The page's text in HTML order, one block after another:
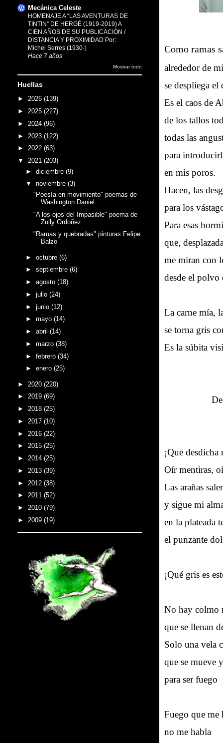
Como ramas
alrededor de
se despliega
Es el caos de
de los tallos
todas las
para
en mis poros.
Hacen, las
para los
Para esas
que,
me miran con
desde el polvo
La carne mía,
se torna gris
Es la súbita
¡Que
Oír mentiras,
Las arañas
y sigue mi
en la plateada
el punzante
¡Qué gris es
No hay colmo
que se llenan
Solo una vela
que se mueve
para ser fuego
Fuego que me
no me habla
Mecánica Celeste
HOMENAJE A “LAS AVENTURAS DE
TINTIN” DE HERGÉ (1919-2019) A
CIEN AÑOS DE SU PUBLICACIÓN /
DISTANCIA Y PROXIMIDAD Por:
Michel Serres (1930-)
Hace 7 años
Mostrar todo
Huellas
► 2026 (139)
► 2025 (227)
► 2024 (96)
► 2023 (122)
► 2022 (63)
▼ 2021 (203)
► diciembre (9)
▼ noviembre (3)
"Poesía en movimiento" poemas de
Washington Daniel...
"A los ojos del Impasible" poema de
Zully Ordoñez
"Ramas y quebradas" pinturas Felipe
Balzo
► octubre (6)
► septiembre (6)
► agosto (18)
► julio (24)
► junio (12)
► mayo (14)
► abril (14)
► marzo (38)
► febrero (34)
► enero (25)
► 2020 (220)
► 2019 (69)
► 2018 (25)
► 2017 (10)
► 2016 (22)
► 2015 (25)
► 2014 (25)
► 2013 (39)
► 2012 (38)
► 2011 (52)
► 2010 (79)
► 2009 (19)